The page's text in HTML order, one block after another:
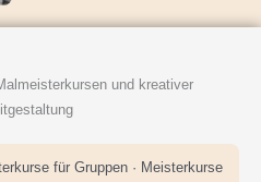
und kreativer
für Gruppen · Meisterkurse